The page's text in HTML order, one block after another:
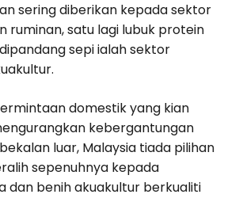
sering diberikan kepada sektor
ruminan, satu lagi lubuk protein
sepi ialah sektor
domestik yang kian
kebergantungan
luar, Malaysia tiada pilihan
sepenuhnya kepada
dan benih akuakultur berkualiti